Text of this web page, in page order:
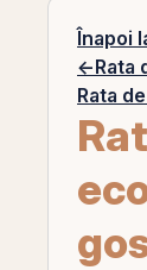
Înapoi
←Rata
Rata